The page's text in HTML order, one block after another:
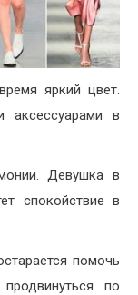
яркий цвет.
аксессуарами в
Девушка в
спокойствие в
помочь
по